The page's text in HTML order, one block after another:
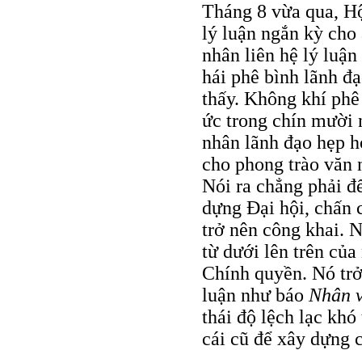
Tháng 8 vừa qua,
lý luận ngắn kỳ
nhân liên hệ lý
hái phê bình lãnh
thấy. Không khí
ức trong chín mười
nhân lãnh đạo hẹp
cho phong trào văn
Nói ra chẳng phải
dựng Đại hội, chấn
trở nên công khai.
từ dưới lên trên của
Chính quyền. Nó
luận như báo Nhân
thái độ lệch lạc khó
cái cũ để xây dựng